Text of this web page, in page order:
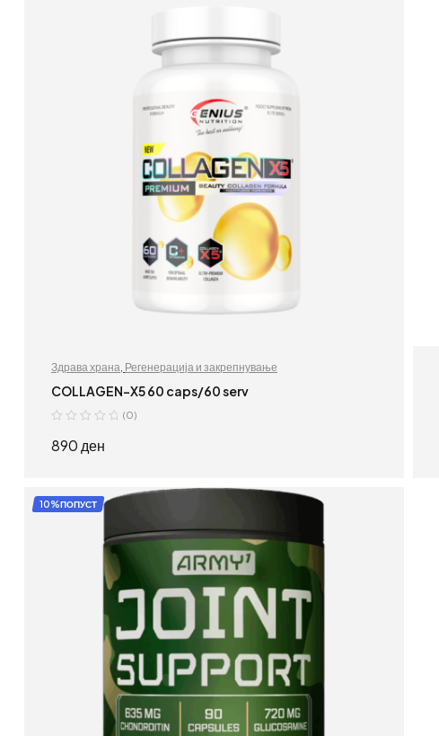
Здрава храна, Регенерација и закрепнување
COLLAGEN-X5 60 caps/60 serv
(0)
890ден
10%ПОПУСТ